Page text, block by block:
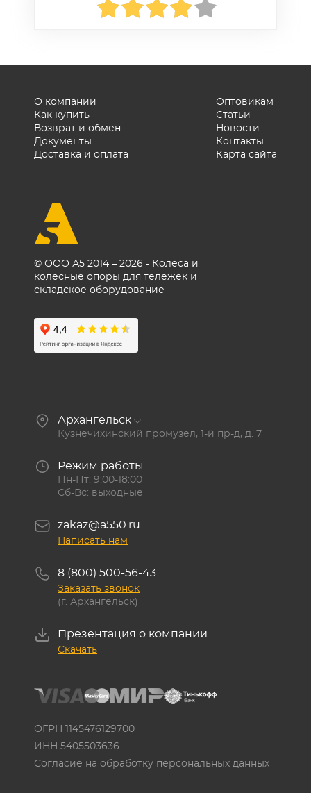
© ООО А5 2014 – 2026 - Колеса и
колесные опоры для тележек и
складское оборудование
О компании
Как купить
Возврат и обмен
Документы
Доставка и оплата
Оптовикам
Статьи
Новости
Контакты
Карта сайта
Архангельск
Кузнечихинский промузел, 1-й пр-д, д. 7
Режим работы
Пн-Пт: 9:00-18:00
Сб-Вс: выходные
zakaz@a550.ru
Написать нам
8 (800) 500-56-43
Заказать звонок
(г. Архангельск)
Презентация о компании
Скачать
ОГРН 1145476129700
ИНН 5405503636
Согласие на обработку персональных данных